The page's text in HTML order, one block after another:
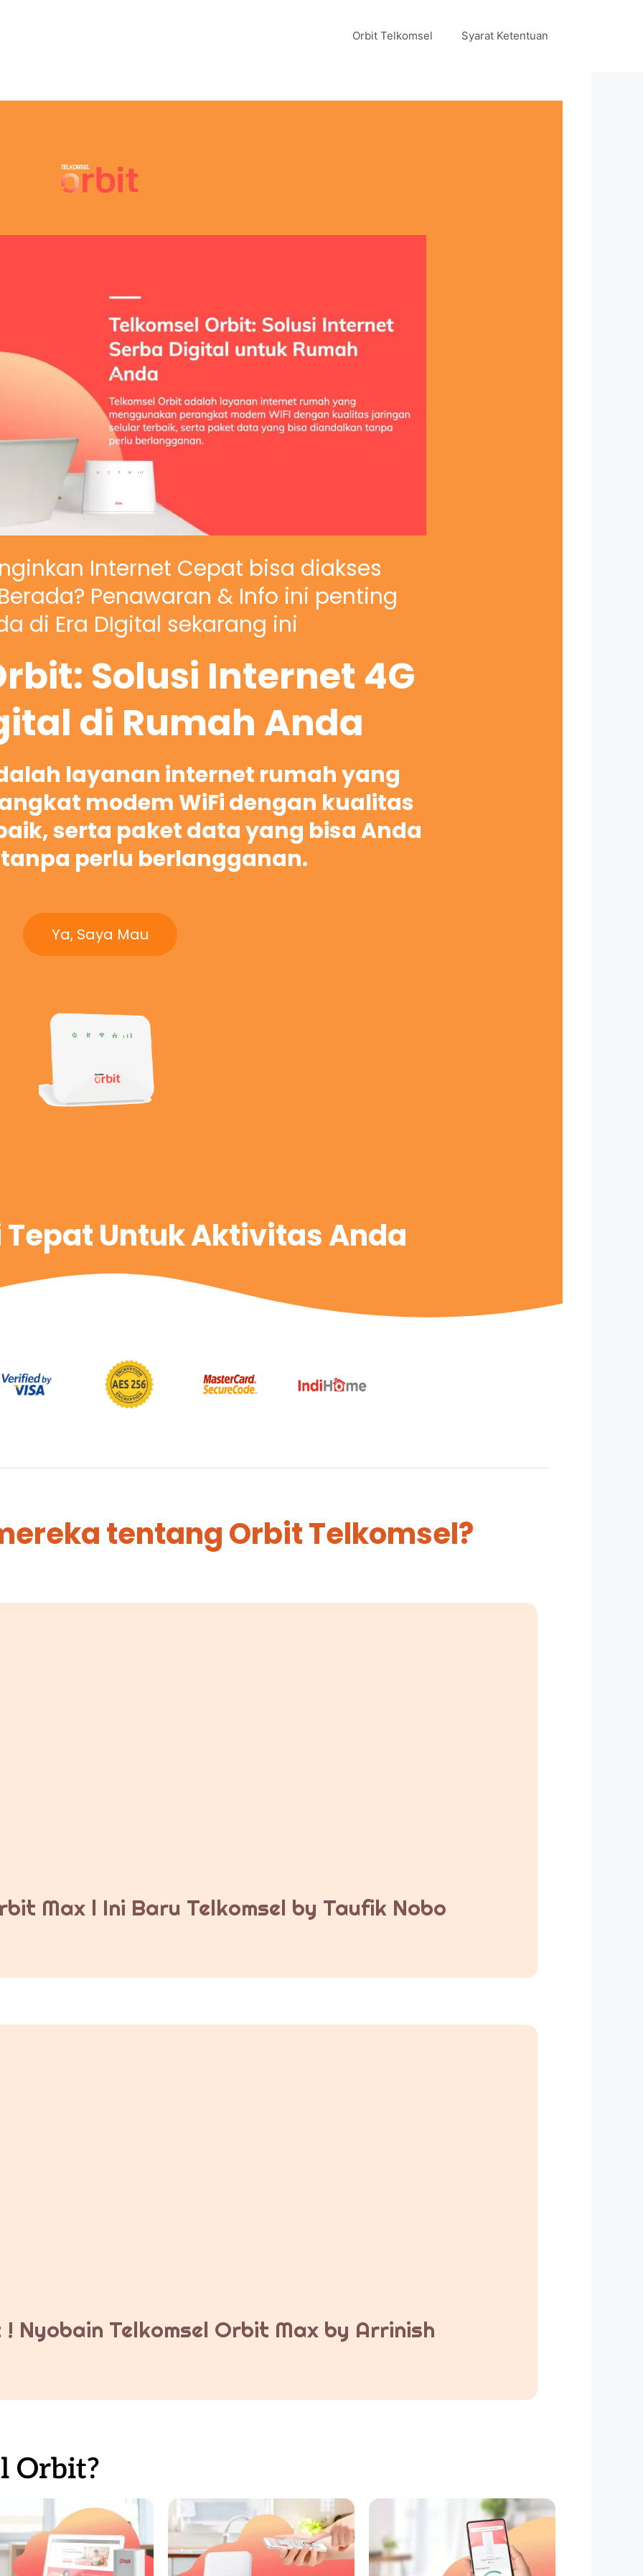
Orbit Telkomsel Syarat Ketentuan
Internet Cepat bisa diakses
Penawaran & Info ini penting
di Era DIgital sekarang ini
Solusi Internet 4G
di Rumah Anda
layanan internet rumah yang
modem WiFi dengan kualitas
serta paket data yang bisa Anda
perlu berlangganan.
Ya, Saya Mau
Tepat Untuk Aktivitas Anda
tentang Orbit Telkomsel?
Max l Ini Baru Telkomsel by Taufik Nobo
Nyobain Telkomsel Orbit Max by Arrinish
Orbit?